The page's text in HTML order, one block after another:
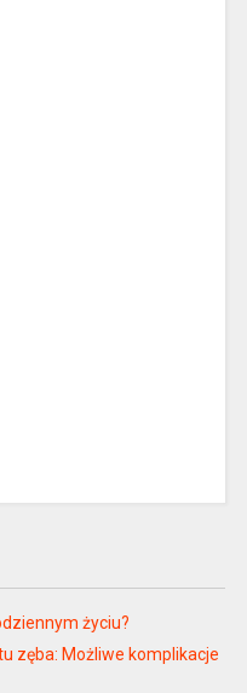
życiu?
zęba: Możliwe komplikacje